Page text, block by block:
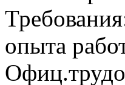
опыта